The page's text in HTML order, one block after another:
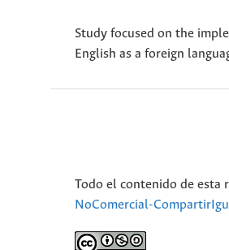
Study focused on the
English as a foreign
Todo el contenido de esta
NoComercial-